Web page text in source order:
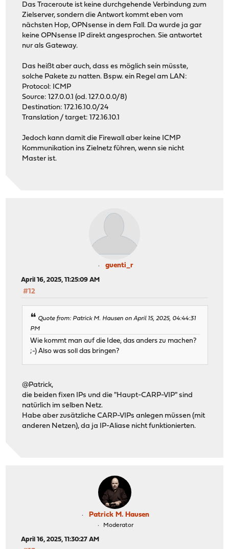
Das Traceroute ist keine durchgehende Verbindung zum
Zielserver, sondern die Antwort kommt eben vom
nächsten Hop, OPNsense in dem Fall. Da wurde ja gar
keine OPNsense IP direkt angesprochen. Sie antwortet
nur als Gateway.
Das heißt aber auch, dass es möglich sein müsste,
solche Pakete zu natten. Bspw. ein Regel am LAN:
Protocol: ICMP
Source: 127.0.0.1 (od. 127.0.0.0/8)
Destination: 172.16.10.0/24
Translation / target: 172.16.10.1
Jedoch kann damit die Firewall aber keine ICMP
Kommunikation ins Zielnetz führen, wenn sie nicht
Master ist.
guenti_r
April 16, 2025, 11:25:09 AM
#12
Quote from: Patrick M. Hausen on April 15, 2025, 04:44:31
PM
Wie kommt man auf die Idee, das anders zu machen?
;-) Also was soll das bringen?
@Patrick,
die beiden fixen IPs und die "Haupt-CARP-VIP" sind
natürlich im selben Netz.
Habe aber zusätzliche CARP-VIPs anlegen müssen (mit
anderen Netzen), da ja IP-Aliase nicht funktionierten.
Patrick M. Hausen
Moderator
April 16, 2025, 11:30:27 AM